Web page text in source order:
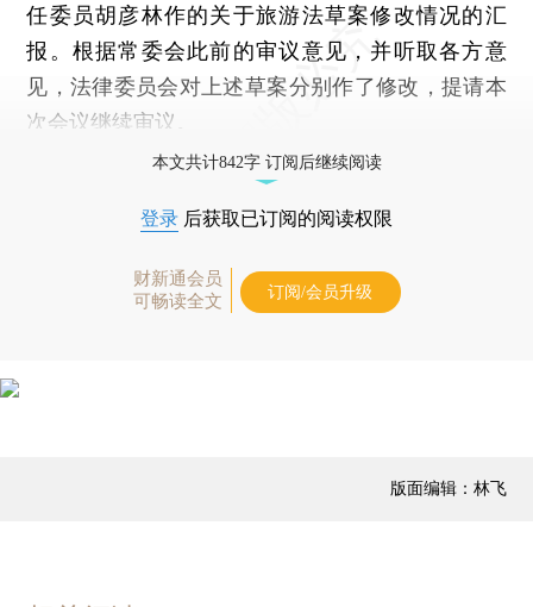
任委员胡彦林作的关于旅游法草案修改情况的汇
报。根据常委会此前的审议意见，并听取各方意
见，法律委员会对上述草案分别作了修改，提请本
次会议继续审议。
本文共计842字 订阅后继续阅读
登录 后获取已订阅的阅读权限
财新通会员
可畅读全文
订阅/会员升级
版面编辑：林飞